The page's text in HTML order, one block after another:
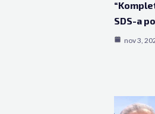
SDS-a
nov 3,